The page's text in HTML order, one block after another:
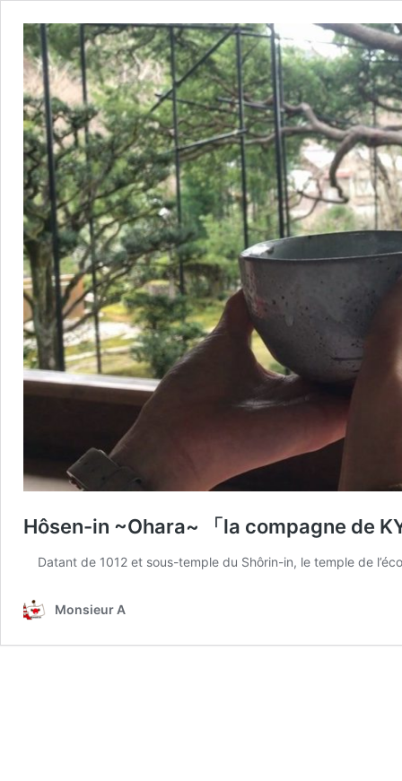
Hôsen-in ~Ohara~ 「la compagne de
Datant de 1012 et sous-temple du Shôrin-in, le temple de
Monsieur A